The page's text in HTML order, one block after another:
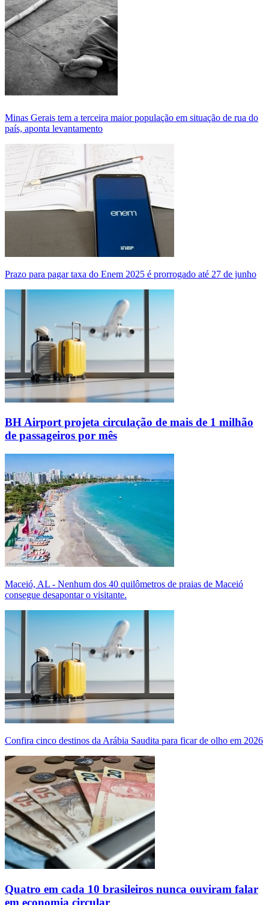
Minas Gerais tem a terceira maior população em situação de rua do
país, aponta levantamento
Prazo para pagar taxa do Enem 2025 é prorrogado até 27 de junho
BH Airport projeta circulação de mais de 1 milhão
de passageiros por mês
Maceió, AL - Nenhum dos 40 quilômetros de praias de Maceió
consegue desapontar o visitante.
Confira cinco destinos da Arábia Saudita para ficar de olho em 2026
Quatro em cada 10 brasileiros nunca ouviram falar
em economia circular